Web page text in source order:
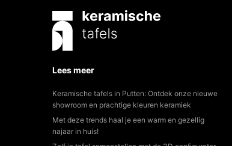
Lees meer
Keramische tafels in Putten: Ontdek onze nieuwe
showroom en prachtige kleuren keramiek
Met deze trends haal je een warm en gezellig
najaar in huis!